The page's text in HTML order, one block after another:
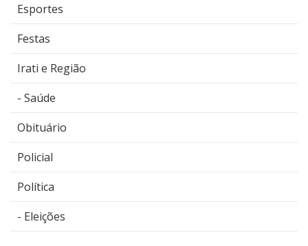
Esportes
Festas
Irati e Região
Saúde
Obituário
Policial
Política
Eleições